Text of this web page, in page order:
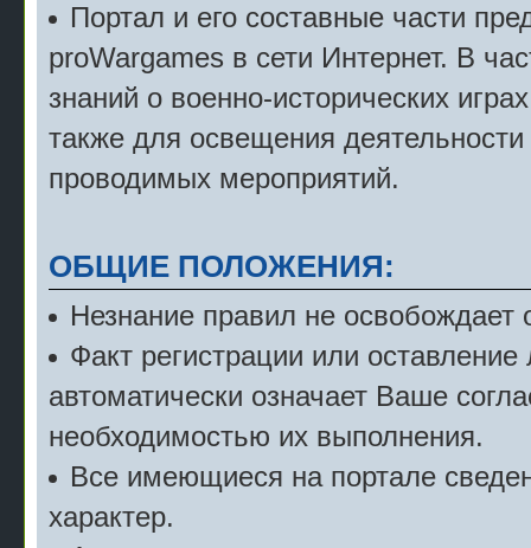
Портал и его составные части
proWargames в сети Интернет. В
знаний о военно-исторических
также для освещения
проводимых мероприятий.
ОБЩИЕ ПОЛОЖЕНИЯ:
Незнание правил не освобождает
Факт регистрации или
автоматически означает Ваше
необходимостью их выполнения.
Все имеющиеся на портале
характер.